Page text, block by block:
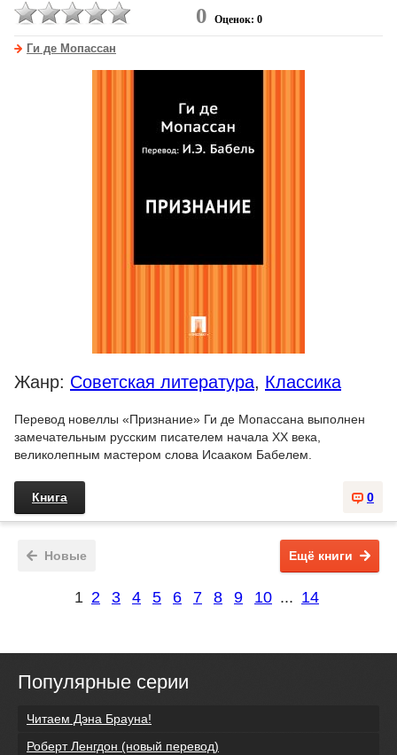
0 Оценок: 0
Ги де Мопассан
Жанр: Советская литература, Классика
Перевод новеллы «Признание» Ги де Мопассана выполнен
замечательным русским писателем начала XX века,
великолепным мастером слова Исааком Бабелем.
0
Книга
Новые Ещё книги
1 2 3 4 5 6 7 8 9 10 ... 14
Популярные серии
Читаем Дэна Брауна!
Роберт Ленгдон (новый перевод)